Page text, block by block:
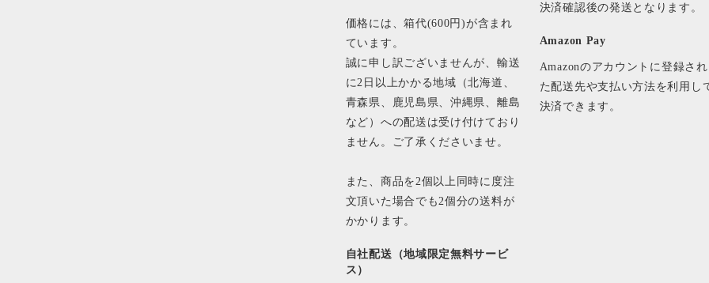
価格には、箱代(600円)が含まれ
ています。
誠に申し訳ございませんが、輸送
に2日以上かかる地域（北海道、
青森県、鹿児島県、沖縄県、離島
など）への配送は受け付けており
ません。ご了承くださいませ。
また、商品を2個以上同時に度注
文頂いた場合でも2個分の送料が
かかります。
自社配送（地域限定無料サービ
ス）
決済確認後の発送となります。
Amazon Pay
Amazonのアカウントに登録され
た配送先や支払い方法を利用し
決済できます。